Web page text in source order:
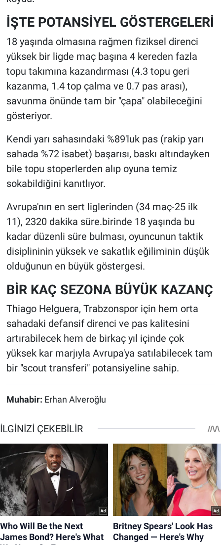
İŞTE POTANSİYEL GÖSTERGELERİ
18 yaşında olmasına rağmen fiziksel direnci
yüksek bir ligde maç başına 4 kereden fazla
topu takımına kazandırması (4.3 topu geri
kazanma, 1.4 top çalma ve 0.7 pas arası),
savunma önünde tam bir "çapa" olabileceğini
gösteriyor.
Kendi yarı sahasındaki %89'luk pas (rakip yarı
sahada %72 isabet) başarısı, baskı altındayken
bile topu stoperlerden alıp oyuna temiz
sokabildiğini kanıtlıyor.
Avrupa'nın en sert liglerinden (34 maç-25 ilk
11), 2320 dakika süre.birinde 18 yaşında bu
kadar düzenli süre bulması, oyuncunun taktik
disiplininin yüksek ve sakatlık eğiliminin düşük
olduğunun en büyük göstergesi.
BİR KAÇ SEZONA BÜYÜK KAZANÇ
Thiago Helguera, Trabzonspor için hem orta
sahadaki defansif direnci ve pas kalitesini
artırabilecek hem de birkaç yıl içinde çok
yüksek kar marjıyla Avrupa'ya satılabilecek tam
bir "scout transferi" potansiyeline sahip.
Muhabir: Erhan Alveroğlu